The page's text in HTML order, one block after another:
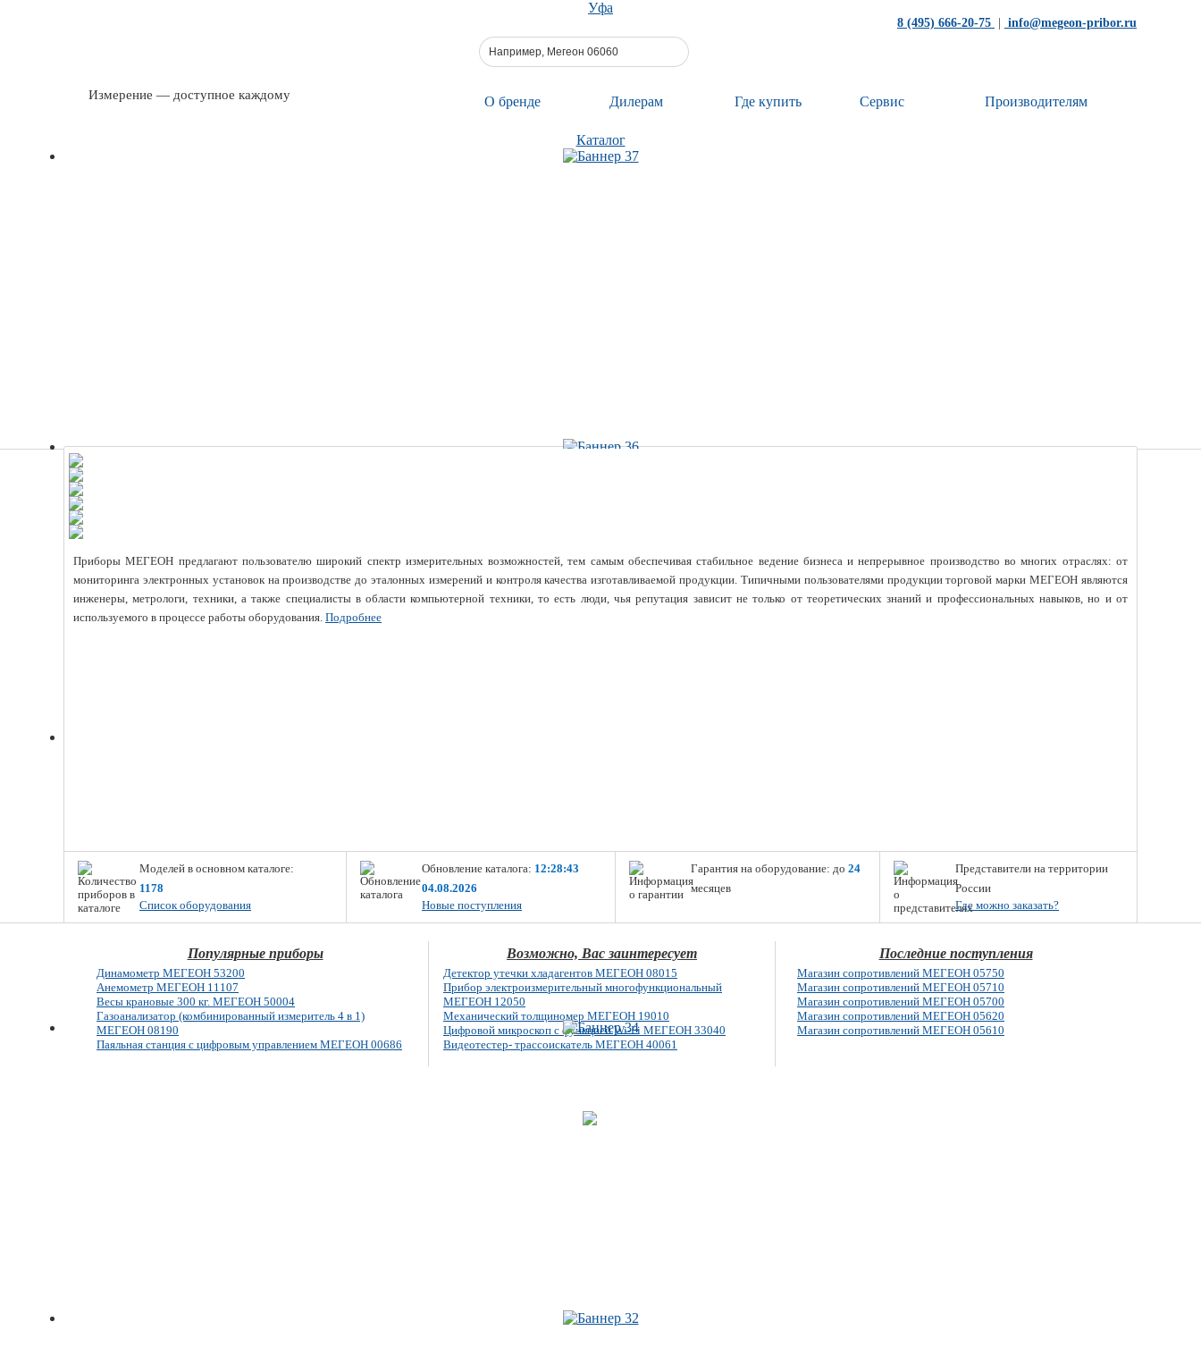
Уфа
Измерение — доступное каждому О бренде Дилерам Где купить Сервис Производителям
8 (495) 666-20-75 info@megeon-pribor.ru
Каталог
Приборы МЕГЕОН предлагают пользователю широкий спектр измерительных возможностей, тем самым обеспечивая стабильное ведение бизнеса и непрерывное производство во многих отраслях: от
мониторинга электронных установок на производстве до эталонных измерений и контроля качества изготавливаемой продукции. Типичными пользователями продукции торговой марки МЕГЕОН являются
инженеры, метрологи, техники, а также специалисты в области компьютерной техники, то есть люди, чья репутация зависит не только от теоретических знаний и профессиональных навыков, но и от
используемого в процессе работы оборудования. Подробнее
Моделей в основном каталоге:
1178
Список оборудования
Обновление каталога: 12:28:43
04.08.2026
Новые поступления
Гарантия на оборудование: до 24
месяцев
Представители на территории
России
Где можно заказать?
Популярные приборы
Динамометр МЕГЕОН 53200
Анемометр МЕГЕОН 11107
Весы крановые 300 кг. МЕГЕОН 50004
Газоанализатор (комбинированный измеритель 4 в 1)
МЕГЕОН 08190
Паяльная станция с цифровым управлением МЕГЕОН 00686
Возможно, Вас заинтересует
Детектор утечки хладагентов МЕГЕОН 08015
Прибор электроизмерительный многофункциональный
МЕГЕОН 12050
Механический толщиномер МЕГЕОН 19010
Цифровой микроскоп с функцией Wi-Fi МЕГЕОН 33040
Видеотестер- трассоискатель МЕГЕОН 40061
Последние поступления
Магазин сопротивлений МЕГЕОН 05750
Магазин сопротивлений МЕГЕОН 05710
Магазин сопротивлений МЕГЕОН 05700
Магазин сопротивлений МЕГЕОН 05620
Магазин сопротивлений МЕГЕОН 05610